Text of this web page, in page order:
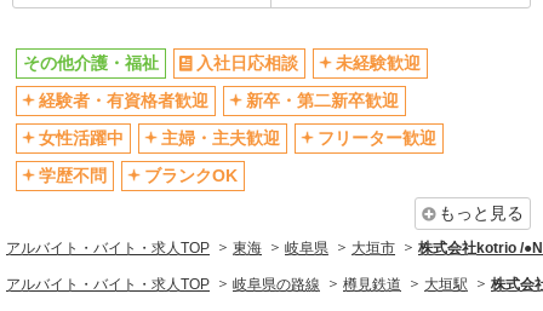
その他介護・福祉 入社日応相談
未経験歓迎
経験者・有資格者歓迎
新卒・第二新卒歓迎
女性活躍中
主婦・主夫歓迎
フリーター歓迎
学歴不問
ブランクOK
もっと見る
アルバイト・バイト・求人TOP 東海 岐阜県 大垣市 株式会社kotrio /
アルバイト・バイト・求人TOP 岐阜県の路線 樽見鉄道 大垣駅 株式会